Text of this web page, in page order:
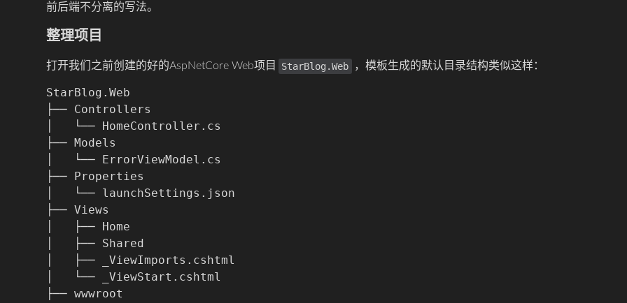
前后端不分离的写法。
整理项目
打开我们之前创建的好的AspNetCore Web项目 StarBlog.Web ，模板生成的默认目录结构类似这样：
StarBlog.Web
├── Controllers
│   └── HomeController.cs
├── Models
│   └── ErrorViewModel.cs
├── Properties
│   └── launchSettings.json
├── Views
│   ├── Home
│   ├── Shared
│   ├── _ViewImports.cshtml
│   └── _ViewStart.cshtml
├── wwwroot